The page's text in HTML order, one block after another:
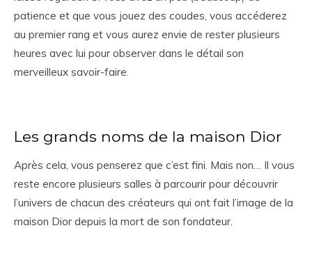
patience et que vous jouez des coudes, vous accéderez
au premier rang et vous aurez envie de rester plusieurs
heures avec lui pour observer dans le détail son
merveilleux savoir-faire.
Les grands noms de la maison Dior
Après cela, vous penserez que c’est fini. Mais non… Il vous
reste encore plusieurs salles à parcourir pour découvrir
l’univers de chacun des créateurs qui ont fait l’image de la
maison Dior depuis la mort de son fondateur.